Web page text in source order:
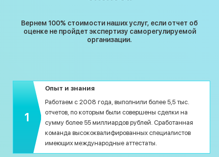
Вернем 100% стоимости наших услуг, если отчет об
оценке не пройдет экспертизу саморегулируемой
организации.
1
Опыт и знания
Работаем с 2008 года, выполнили более 5,5 тыс.
отчетов, по которым были совершены сделки на
сумму более 55 миллиардов рублей. Сработанная
команда высококвалифированных специалистов
имеющих международные аттестаты.